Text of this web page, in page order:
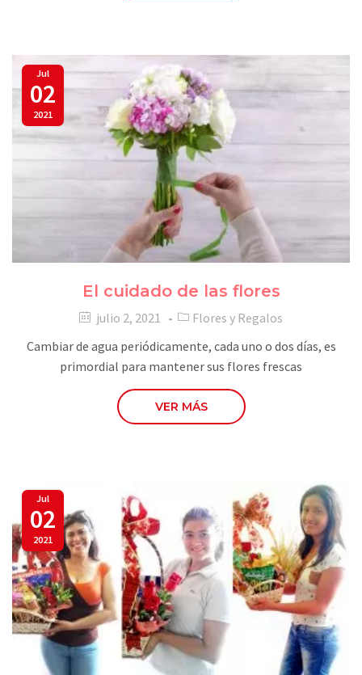
02
Jul
2021
El cuidado de las flores
julio 2, 2021
Flores y Regalos
Cambiar de agua periódicamente, cada uno o dos días, es
primordial para mantener sus flores frescas
VER MÁS
02
Jul
2021